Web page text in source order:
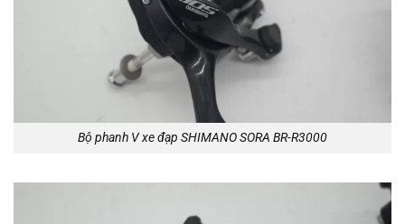
Bộ phanh V xe đạp SHIMANO SORA BR-R3000